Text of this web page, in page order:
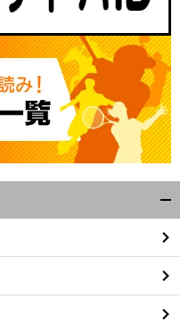
閉
る